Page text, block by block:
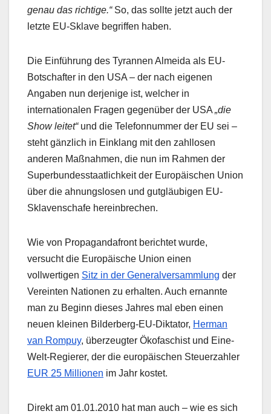
genau das richtige.“ So, das sollte jetzt auch der
letzte EU-Sklave begriffen haben.
Die Einführung des Tyrannen Almeida als EU-
Botschafter in den USA – der nach eigenen
Angaben nun derjenige ist, welcher in
internationalen Fragen gegenüber der USA „die
Show leitet“und die Telefonnummer der EU sei –
steht gänzlich in Einklang mit den zahllosen
anderen Maßnahmen, die nun im Rahmen der
Superbundesstaatlichkeit der Europäischen Union
über die ahnungslosen und gutgläubigen EU-
Sklavenschafe hereinbrechen.
Wie von Propagandafront berichtet wurde,
versucht die Europäische Union einen
vollwertigen Sitz in der Generalversammlung der
Vereinten Nationen zu erhalten. Auch ernannte
man zu Beginn dieses Jahres mal eben einen
neuen kleinen Bilderberg-EU-Diktator, Herman
van Rompuy, überzeugter Ökofaschist und Eine-
Welt-Regierer, der die europäischen Steuerzahler
EUR 25 Millionen im Jahr kostet.
Direkt am 01.01.2010 hat man auch – wie es sich